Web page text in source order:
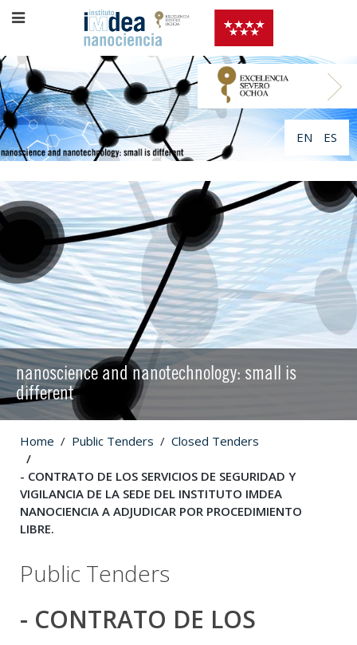
EN ES
nanoscience and nanotechnology: small is
different
Home Public Tenders Closed Tenders
- CONTRATO DE LOS SERVICIOS DE SEGURIDAD Y
VIGILANCIA DE LA SEDE DEL INSTITUTO IMDEA
NANOCIENCIA A ADJUDICAR POR PROCEDIMIENTO
LIBRE.
Public Tenders
- CONTRATO DE LOS